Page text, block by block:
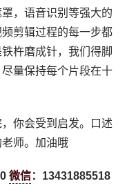
，语音识别等强大的
频剪辑过程的每一步都
杵磨成针，我们得脚
量保持每个片段在十
你会受到启发。口述
师。加油哦
微信：13431885518